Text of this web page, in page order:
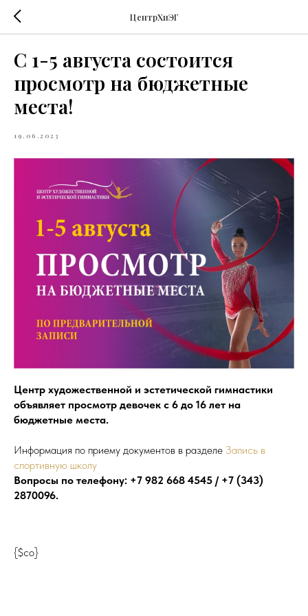
ЦентрХиЭГ
С 1-5 августа состоится
просмотр на бюджетные
места!
19.06.2023
Центр художественной и эстетической гимнастики
объявляет просмотр девочек с 6 до 16 лет на
бюджетные места.
Информация по приему документов в разделе Запись в
спортивную школу
Вопросы по телефону: +7 982 668 4545 / +7 (343)
2870096.
{$co}